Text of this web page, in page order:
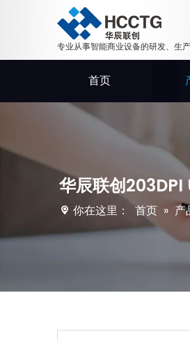
专业从事智能商业设备的研发、生
首页
华辰联创
你在这里： 首页 » 产